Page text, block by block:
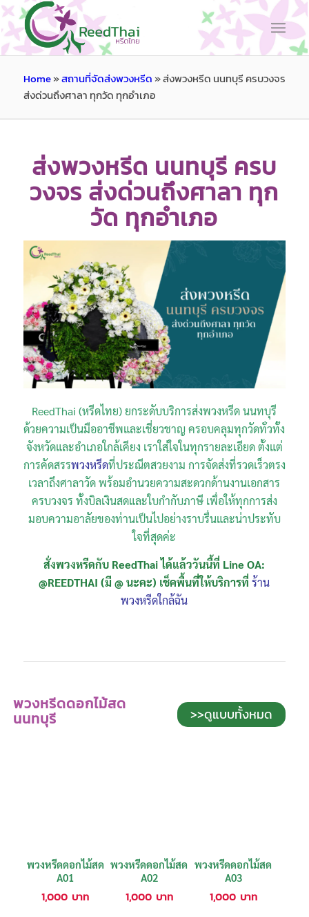
Home»สถานที่จัดส่งพวงหรีด»ส่งพวงหรีด นนทบุรี ครบวงจร
ส่งด่วนถึงศาลา ทุกวัด ทุกอำเภอ
ส่งพวงหรีด นนทบุรี ครบ
วงจร ส่งด่วนถึงศาลา ทุก
วัด ทุกอำเภอ
ReedThai (หรีดไทย) ยกระดับบริการส่งพวงหรีด นนทบุรี
ด้วยความเป็นมืออาชีพและเชี่ยวชาญ ครอบคลุมทุกวัดทั่วทั้ง
จังหวัดและอำเภอใกล้เคียง เราใส่ใจในทุกรายละเอียด ตั้งแต่
การคัดสรรพวงหรีดที่ประณีตสวยงาม การจัดส่งที่รวดเร็วตรง
เวลาถึงศาลาวัด พร้อมอำนวยความสะดวกด้านงานเอกสาร
ครบวงจร ทั้งบิลเงินสดและใบกำกับภาษี เพื่อให้ทุกการส่ง
มอบความอาลัยของท่านเป็นไปอย่างราบรื่นและน่าประทับ
ใจที่สุดค่ะ
สั่งพวงหรีดกับ ReedThai ได้แล้ววันนี้ที่ Line OA:
@REEDTHAI (มี @ นะคะ) เช็คพื้นที่ให้บริการที่ร้าน
พวงหรีดใกล้ฉัน
พวงหรีดดอกไม้สด
นนทบุรี >>ดูแบบทั้งหมด
พวงหรีดดอกไม้สด
A01
1,000 บาท
พวงหรีดดอกไม้สด
A02
1,000 บาท
พวงหรีดดอกไม้สด
A03
1,000 บาท